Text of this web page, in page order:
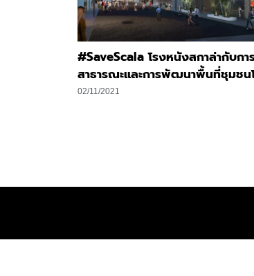
#SaveScala โรงหนังสกาล่ากับก
สาธารณะและการพัฒนาพื้นที่ชุมชน
02/11/2021